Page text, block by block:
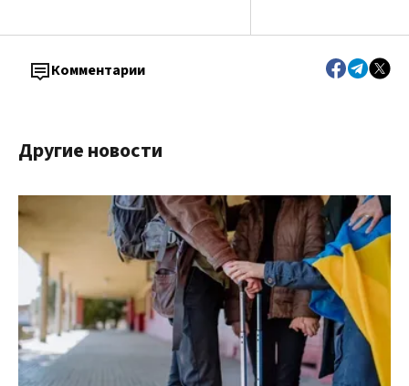
Комментарии
Другие новости